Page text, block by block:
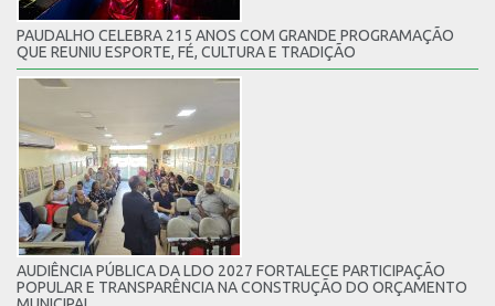
PAUDALHO CELEBRA 215 ANOS COM GRANDE PROGRAMAÇÃO
QUE REUNIU ESPORTE, FÉ, CULTURA E TRADIÇÃO
AUDIÊNCIA PÚBLICA DA LDO 2027 FORTALECE PARTICIPAÇÃO
POPULAR E TRANSPARÊNCIA NA CONSTRUÇÃO DO ORÇAMENTO